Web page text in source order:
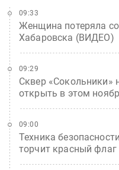
Женщина потеряла
Хабаровска (ВИДЕО)
09:33
Сквер «Сокольники»
открыть в этом
09:29
Техника
торчит красный
09:00